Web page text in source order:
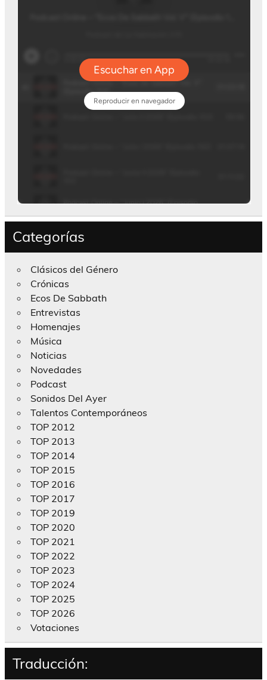
Categorías
Clásicos del Género
Crónicas
Ecos De Sabbath
Entrevistas
Homenajes
Música
Noticias
Novedades
Podcast
Sonidos Del Ayer
Talentos Contemporáneos
TOP 2012
TOP 2013
TOP 2014
TOP 2015
TOP 2016
TOP 2017
TOP 2019
TOP 2020
TOP 2021
TOP 2022
TOP 2023
TOP 2024
TOP 2025
TOP 2026
Votaciones
Traducción: